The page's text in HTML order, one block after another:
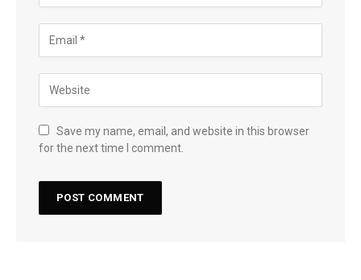
Save my name, email, and website in this browser
for the next time I comment.